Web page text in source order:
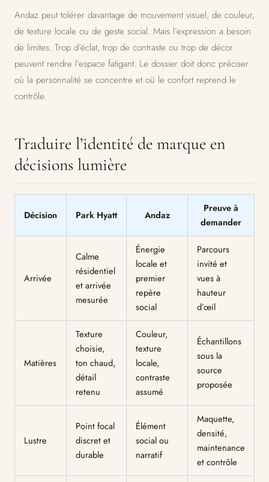
Andaz peut tolérer davantage de mouvement visuel, de couleur,
de texture locale ou de geste social. Mais l’expression a besoin
de limites. Trop d’éclat, trop de contraste ou trop de décor
peuvent rendre l’espace fatigant. Le dossier doit donc préciser
où la personnalité se concentre et où le confort reprend le
contrôle.
Traduire l’identité de marque en
décisions lumière
Décision Park Hyatt Andaz
Preuve à
demander
Arrivée
Calme
résidentiel
et arrivée
mesurée
Énergie
locale et
premier
repère
social
Parcours
invité et
vues à
hauteur
d’œil
Matières
Texture
choisie,
ton chaud,
détail
retenu
Couleur,
texture
locale,
contraste
assumé
Échantillons
sous la
source
proposée
Lustre
Point focal
discret et
durable
Élément
social ou
narratif
Maquette,
densité,
maintenance
et contrôle